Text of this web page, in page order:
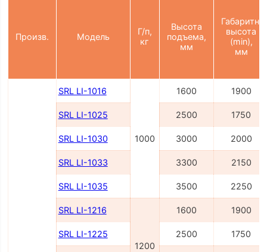
Произв. Модель
Г/п,
кг
Высота
подъема,
мм
Габаритн.
высота
(min),
мм
SRL LI-1016
1000
1600 1900
SRL LI-1025 2500 1750
SRL LI-1030 3000 2000
SRL LI-1033 3300 2150
SRL LI-1035 3500 2250
SRL LI-1216
1200
1600 1900
SRL LI-1225 2500 1750